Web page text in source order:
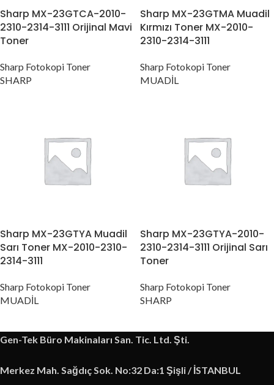
Sharp MX-23GTCA-2010-
2310-2314-3111 Orijinal Mavi
Toner
Sharp Fotokopi Toner
SHARP
Sharp MX-23GTMA Muadil
Kırmızı Toner MX-2010-
2310-2314-3111
Sharp Fotokopi Toner
MUADİL
Sharp MX-23GTYA Muadil
Sarı Toner MX-2010-2310-
2314-3111
Sharp Fotokopi Toner
MUADİL
Sharp MX-23GTYA-2010-
2310-2314-3111 Orijinal Sarı
Toner
Sharp Fotokopi Toner
SHARP
Gen-Tek Büro Makinaları San. Tic. Ltd. Şti.
Merkez Mah. Sağdıç Sok. No:32 Da:1 Şişli / İSTANBUL